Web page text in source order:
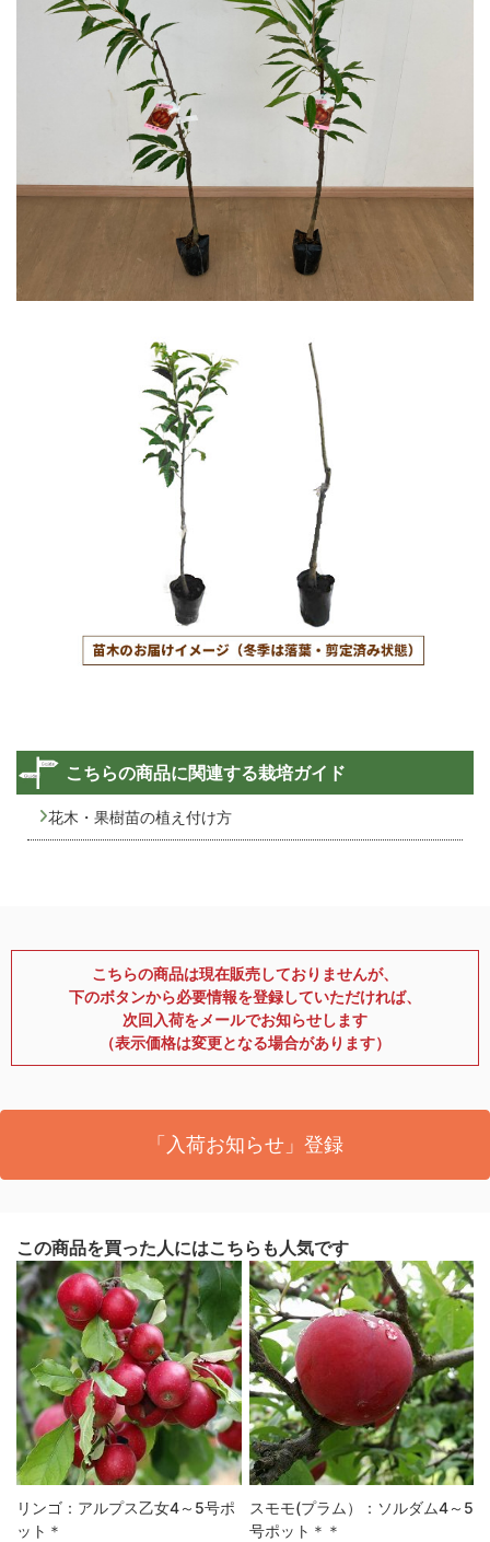
こちらの商品に関連する栽培ガイド
花木・果樹苗の植え付け方
こちらの商品は現在販売しておりませんが、
下のボタンから必要情報を登録していただければ、
次回入荷をメールでお知らせします
（表示価格は変更となる場合があります）
「入荷お知らせ」登録
この商品を買った人にはこちらも人気です
リンゴ：アルプス乙女4～5号ポ
ット＊
スモモ(プラム）：ソルダム4～5
号ポット＊＊